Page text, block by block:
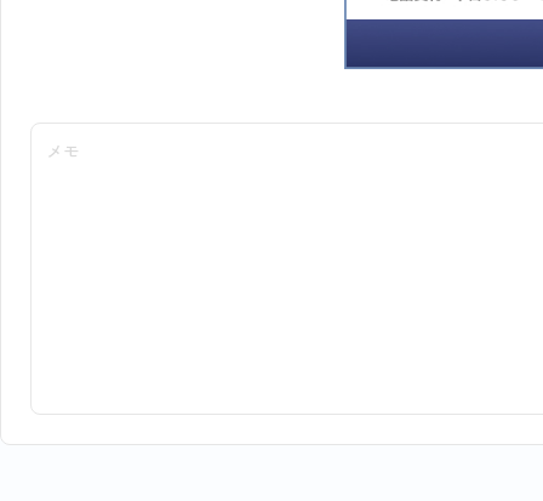
メモ